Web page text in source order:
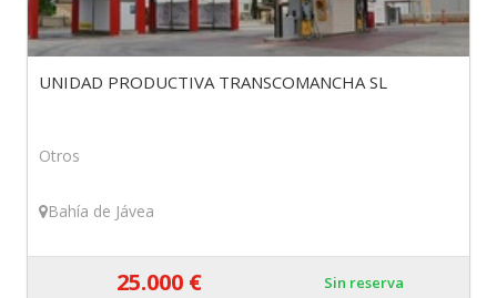
UNIDAD PRODUCTIVA TRANSCOMANCHA SL
Otros
Bahía de Jávea
25.000 € Sin reserva